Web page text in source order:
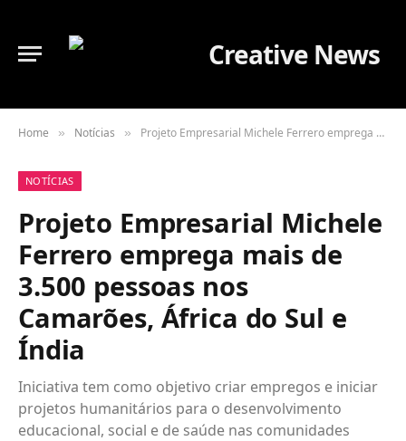
Home » Notícias » Projeto Empresarial Michele Ferrero emprega mais de 3.500 pessoas nos Camarões, África do Sul e Índia
NOTÍCIAS
Projeto Empresarial Michele
Ferrero emprega mais de
3.500 pessoas nos
Camarões, África do Sul e
Índia
Iniciativa tem como objetivo criar empregos e iniciar
projetos humanitários para o desenvolvimento
educacional, social e de saúde nas comunidades